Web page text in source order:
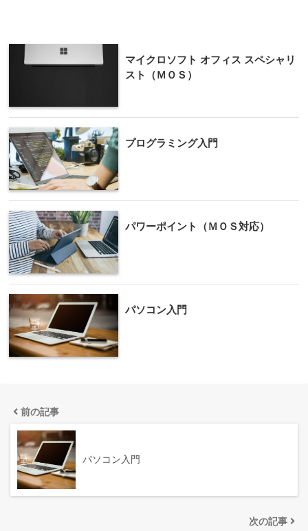
マイクロソフト オフィス スペシャリ
スト（ＭＯＳ）
プログラミング入門
パワーポイント（ＭＯＳ対応）
パソコン入門
前の記事
パソコン入門
次の記事